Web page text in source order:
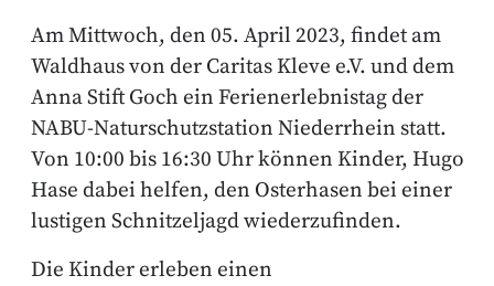
Am Mittwoch, den 05. April 2023, findet am
Waldhaus von der Caritas Kleve e.V. und dem
Anna Stift Goch ein Ferienerlebnistag der
NABU-Naturschutzstation Niederrhein statt.
Von 10:00 bis 16:30 Uhr können Kinder, Hugo
Hase dabei helfen, den Osterhasen bei einer
lustigen Schnitzeljagd wiederzufinden.
Die Kinder erleben einen